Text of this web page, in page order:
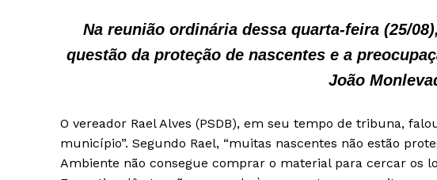
Na reunião ordinária dessa quarta-feira (25/
questão da proteção de nascentes e a
João
O vereador Rael Alves (PSDB), em seu tempo de tribuna,
município”. Segundo Rael, “muitas nascentes não estão
Ambiente não consegue comprar o material para cercar os